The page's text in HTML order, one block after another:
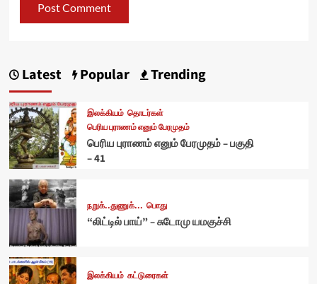
Latest Popular Trending
இலக்கியம் தொடர்கள்
பெரிய புராணம் எனும் பேரமுதம்
பெரிய புராணம் எனும் பேரமுதம் – பகுதி
– 41
நறுக்..துணுக்... பொது
“லிட்டில் பாய்” – சுடோமு யமகுச்சி
இலக்கியம் கட்டுரைகள்